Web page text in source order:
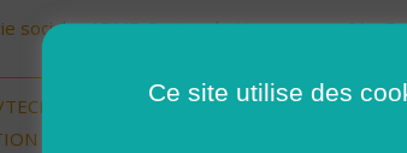
sociale- ADMR Canton de Limours
91 -
DE
SOCIALE ET FAMILIALE (H/F)
30 -
Ce site utilise des